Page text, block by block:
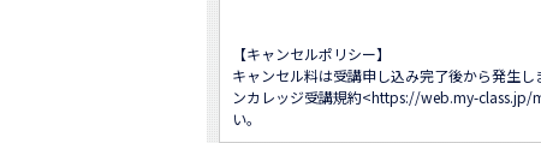
【キャンセルポリシー】
キャンセル料は受講申し込み完了後から発生
ンカレッジ受講規約<https://web.my-class.jp/
い。